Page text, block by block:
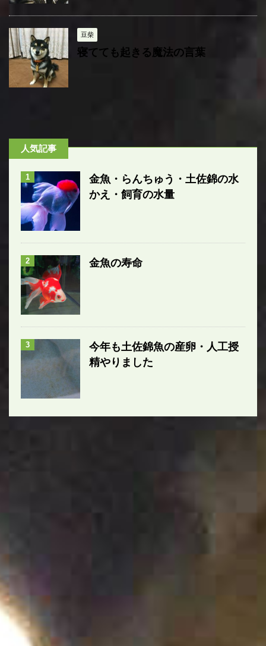
豆柴
寝てても起きる魔法の言葉
人気記事
1
金魚・らんちゅう・土佐錦の水
かえ・飼育の水量
2 金魚の寿命
3
今年も土佐錦魚の産卵・人工授
精やりました